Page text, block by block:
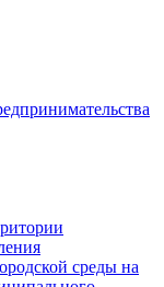
среды на